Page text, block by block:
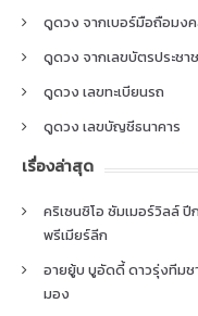
ดูดวง จากเบอร์มือถือมง
ดูดวง จากเลขบัตรประชา
ดูดวง เลขทะเบียนรถ
ดูดวง เลขบัญชีธนาคาร
เรื่องล่าสุด
คริเซนซิโอ ซัมเมอร์วิลล์
พรีเมียร์ลีก
อายยู้บ บูอัดดี้ ดาวรุ่งทีมช
มอง